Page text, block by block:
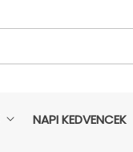
NAPI KEDVENCEK